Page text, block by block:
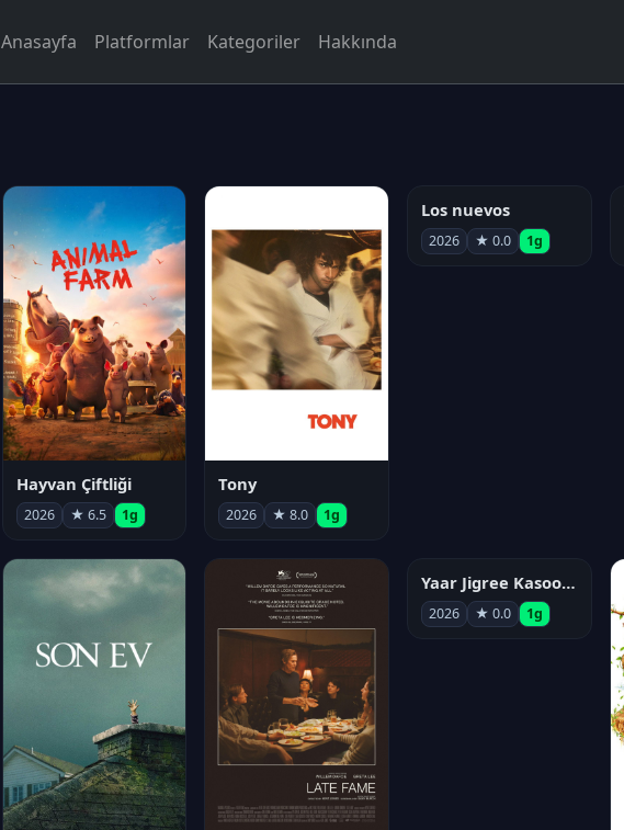
Anasayfa Platformlar Kategoriler Hakkında
Hayvan Çiftliği
2026 ★ 6.5 1g
Tony
2026 ★ 8.0 1g
Los nuevos
2026 ★ 0.0 1g